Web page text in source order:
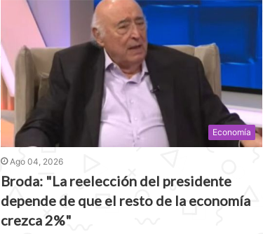
Economía
Ago 04, 2026
Broda: "La reelección del presidente
depende de que el resto de la economía
crezca 2%"